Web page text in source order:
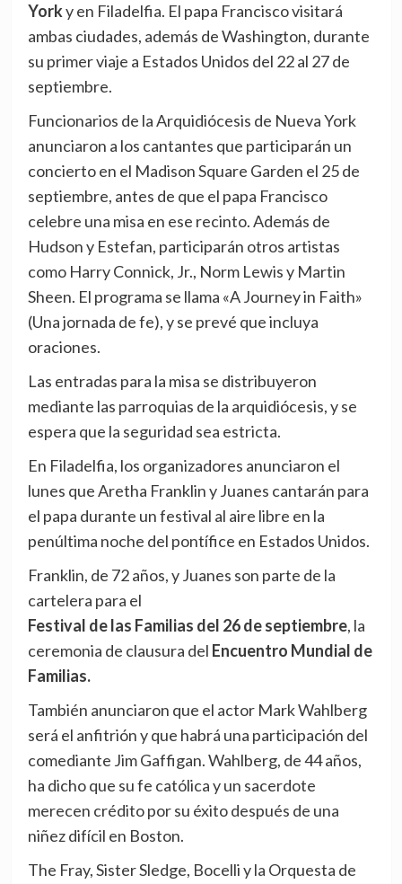
Yorky en Filadelfia. El papa Francisco visitará
ambas ciudades, además de Washington, durante
su primer viaje a Estados Unidos del 22 al 27 de
septiembre.
Funcionarios de la Arquidiócesis de Nueva York
anunciaron a los cantantes que participarán un
concierto en el Madison Square Garden el 25 de
septiembre, antes de que el papa Francisco
celebre una misa en ese recinto. Además de
Hudson y Estefan, participarán otros artistas
como Harry Connick, Jr., Norm Lewis y Martin
Sheen. El programa se llama «A Journey in Faith»
(Una jornada de fe), y se prevé que incluya
oraciones.
Las entradas para la misa se distribuyeron
mediante las parroquias de la arquidiócesis, y se
espera que la seguridad sea estricta.
En Filadelfia, los organizadores anunciaron el
lunes que Aretha Franklin y Juanes cantarán para
el papa durante un festival al aire libre en la
penúltima noche del pontífice en Estados Unidos.
Franklin, de 72 años, y Juanes son parte de la
cartelera para el
Festival de las Familias del 26 de septiembre, la
ceremonia de clausura del Encuentro Mundial de
Familias.
También anunciaron que el actor Mark Wahlberg
será el anfitrión y que habrá una participación del
comediante Jim Gaffigan. Wahlberg, de 44 años,
ha dicho que su fe católica y un sacerdote
merecen crédito por su éxito después de una
niñez difícil en Boston.
The Fray, Sister Sledge, Bocelli y la Orquesta de